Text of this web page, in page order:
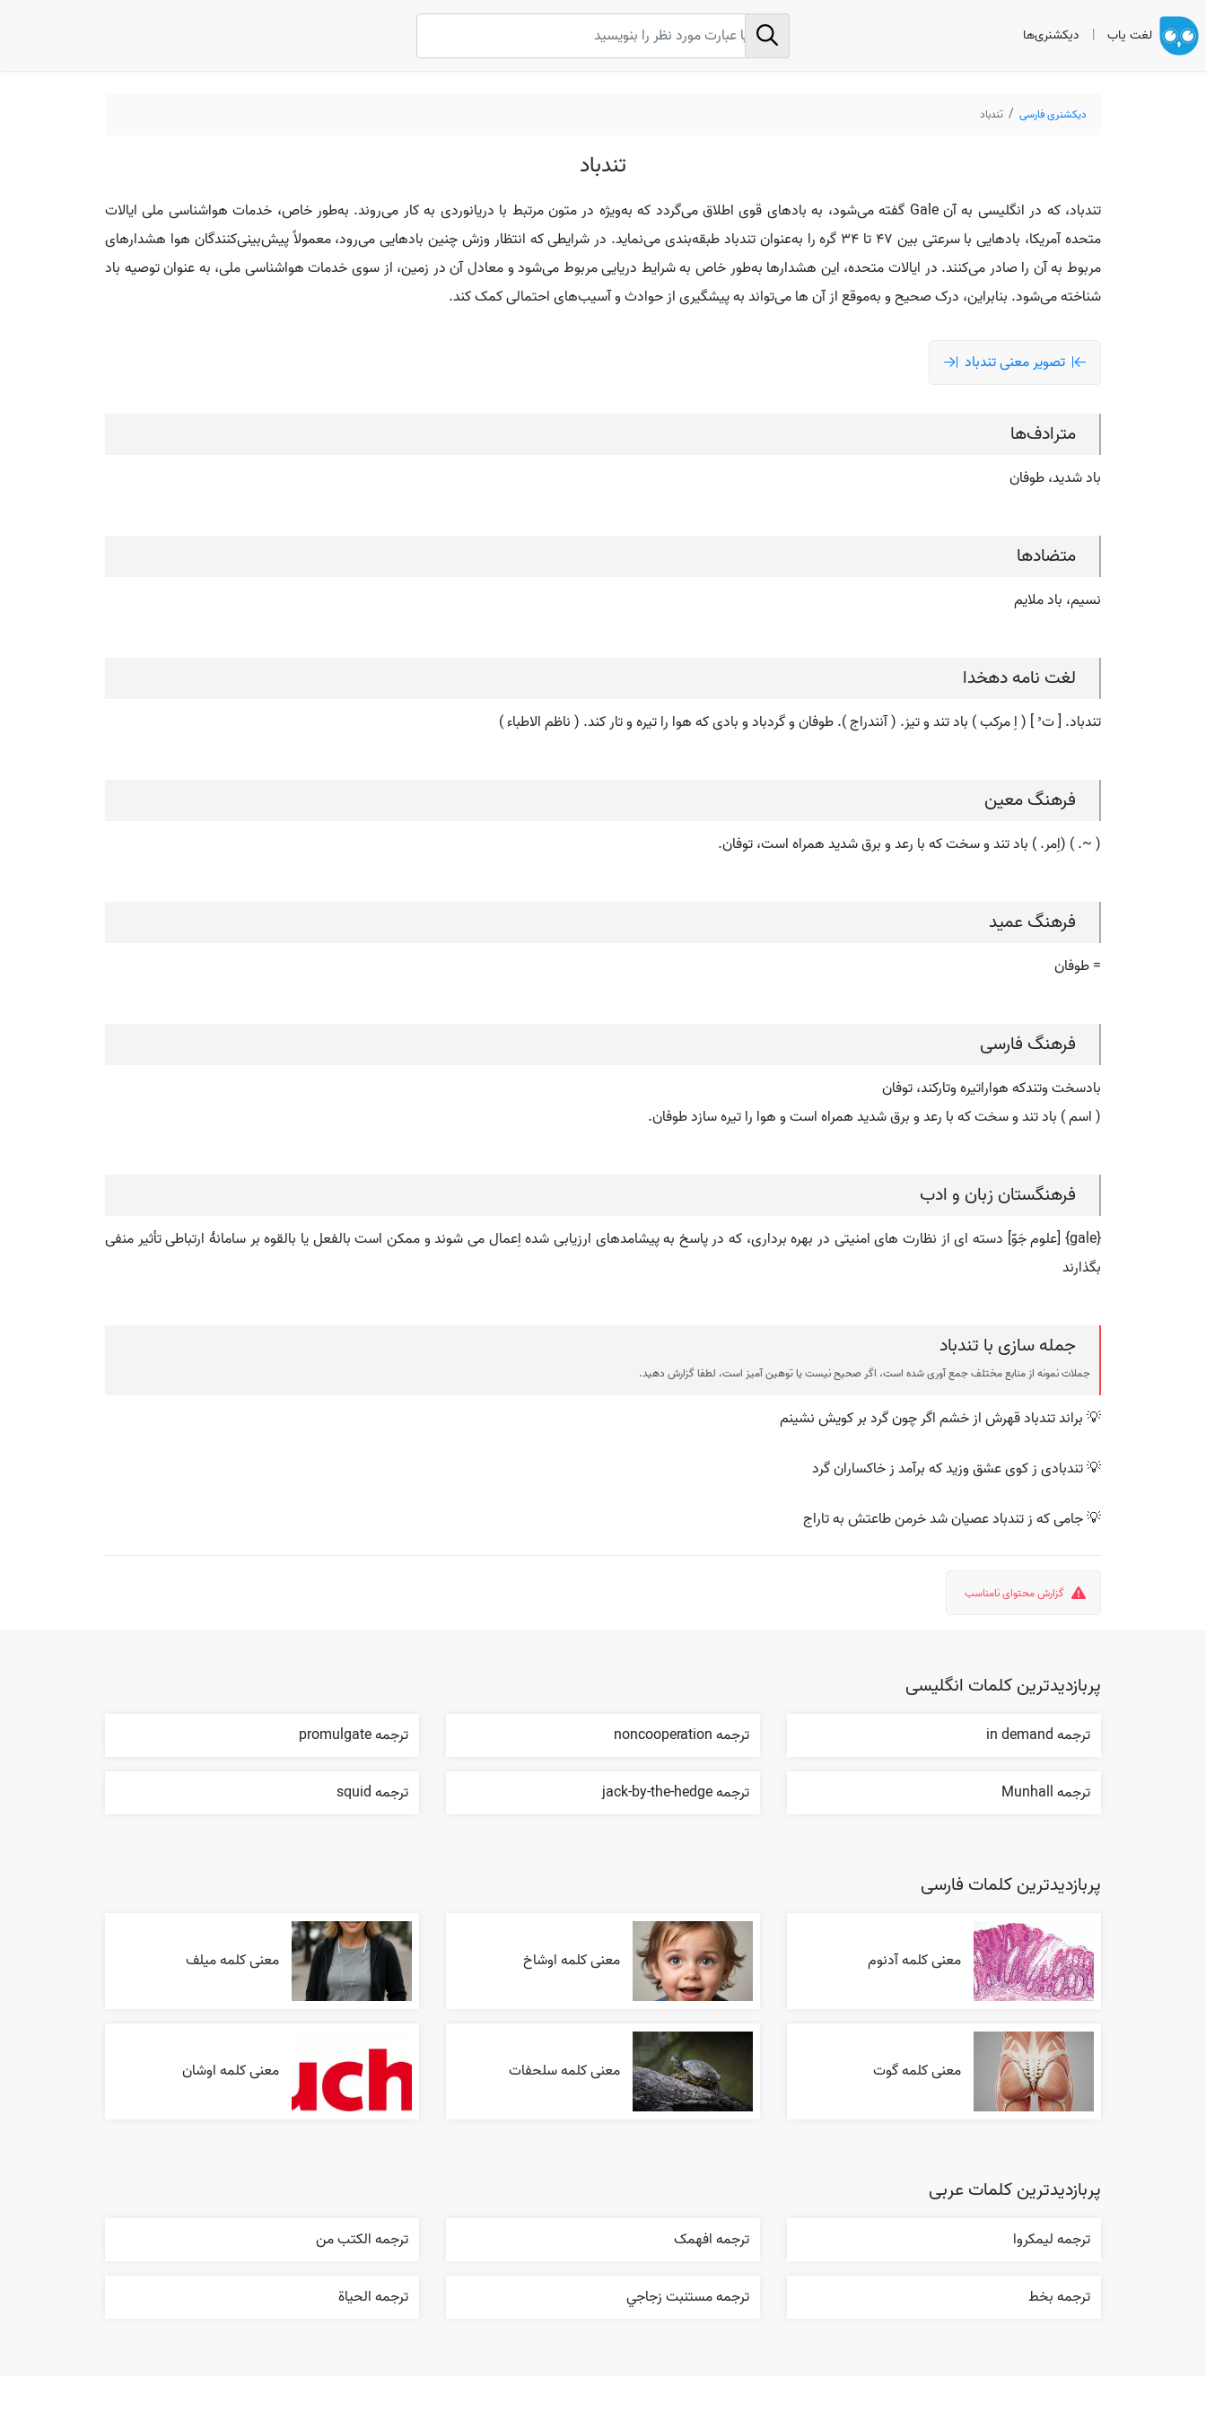
لغت یاب | دیکشنری‌ها
دیکشنری فارسی تندباد
تندباد
تندباد، که در انگلیسی به آن Gale گفته می‌شود، به بادهای قوی اطلاق می‌گردد که به‌ویژه در متون مرتبط با دریانوردی به کار می‌روند. به‌طور خاص، خدمات هواشناسی ملی ایالات
متحده آمریکا، بادهایی با سرعتی بین ۴۷ تا ۳۴ گره را به‌عنوان تندباد طبقه‌بندی می‌نماید. در شرایطی که انتظار وزش چنین بادهایی می‌رود، معمولاً پیش‌بینی‌کنندگان هوا هشدارهای
مربوط به آن را صادر می‌کنند. در ایالات متحده، این هشدارها به‌طور خاص به شرایط دریایی مربوط می‌شود و معادل آن در زمین، از سوی خدمات هواشناسی ملی، به عنوان توصیه باد
شناخته می‌شود. بنابراین، درک صحیح و به‌موقع از آن ها می‌تواند به پیشگیری از حوادث و آسیب‌های احتمالی کمک کند.
تصویر معنی تندباد
مترادف‌ها
باد شدید، طوفان
متضادها
نسیم، باد ملایم
لغت نامه دهخدا
تندباد. [ ت ُ ] ( اِ مرکب ) باد تند و تیز. ( آنندراج ). طوفان و گردباد و بادی که هوا را تیره و تار کند. ( ناظم الاطباء )
فرهنگ معین
( ~. ) (اِمر. ) باد تند و سخت که با رعد و برق شدید همراه است، توفان.
فرهنگ عمید
= طوفان
فرهنگ فارسی
بادسخت وتندکه هواراتیره وتارکند، توفان
( اسم ) باد تند و سخت که با رعد و برق شدید همراه است و هوا را تیره سازد طوفان.
فرهنگستان زبان و ادب
{gale} [علوم جَوّ] دسته ای از نظارت های امنیتی در بهره برداری، که در پاسخ به پیشامدهای ارزیابی شده اِعمال می شوند و ممکن است بالفعل یا بالقوه بر سامانۀ ارتباطی تأثیر منفی
بگذارند
جمله سازی با تندباد
جملات نمونه از منابع مختلف جمع آوری شده است، اگر صحیح نیست یا توهین آمیز است، لطفا گزارش دهید.
💡 براند تندباد قهرش از خشم اگر چون گرد بر کویش نشینم
💡 تندبادی ز کوی عشق وزید که برآمد ز خاکساران گرد
💡 جامی که ز تندباد عصیان شد خرمن طاعتش به تاراج
گزارش محتوای نامناسب
پربازدیدترین کلمات انگلیسی
ترجمه in demand ترجمه noncooperation ترجمه promulgate
ترجمه Munhall ترجمه jack-by-the-hedge ترجمه squid
پربازدیدترین کلمات فارسی
معنی کلمه آدنوم معنی کلمه اوشاخ معنی کلمه میلف
معنی کلمه گوت معنی کلمه سلحفات معنی کلمه اوشان
پربازدیدترین کلمات عربی
ترجمه ليمکروا ترجمه افهمک ترجمه الکتب من
ترجمه بخط ترجمه مستنبت زجاجي ترجمه الحیاة